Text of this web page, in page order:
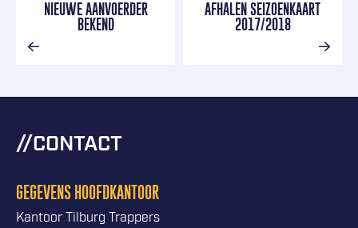
NIEUWE AANVOERDER
BEKEND
AFHALEN SEIZOENKAART
2017/2018
CONTACT
GEGEVENS HOOFDKANTOOR
Kantoor Tilburg Trappers